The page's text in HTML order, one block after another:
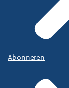
Abonneren